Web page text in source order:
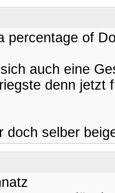
percentage of
auch eine
denn jetzt
doch selber